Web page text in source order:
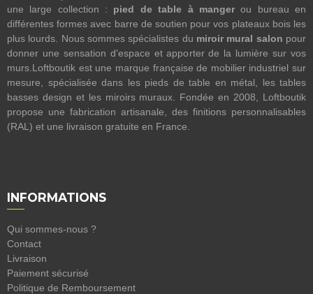
une large collection : pied de table à mangerou bureau en
différentes formes avec barre de soutien pour vos plateaux bois les
plus lourds. Nous sommes spécialistes du miroir mural salon pour
donner une sensation d'espace et apporter de la lumière sur vos
murs.Loftboutik est une marque française de mobilier industriel sur
mesure, spécialisée dans les pieds de table en métal, les tables
basses design et les miroirs muraux. Fondée en 2008, Loftboutik
propose une fabrication artisanale, des finitions personnalisables
(RAL) et une livraison gratuite en France.
INFORMATIONS
Qui sommes-nous ?
Contact
Livraison
Paiement sécurisé
Politique de Remboursement